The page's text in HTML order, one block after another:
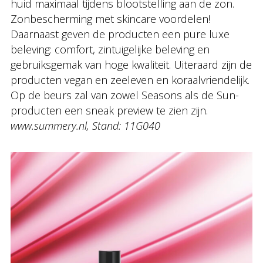
huid maximaal tijdens blootstelling aan de zon.
Zonbescherming met skincare voordelen!
Daarnaast geven de producten een pure luxe
beleving: comfort, zintuigelijke beleving en
gebruiksgemak van hoge kwaliteit. Uiteraard zijn de
producten vegan en zeeleven en koraalvriendelijk.
Op de beurs zal van zowel Seasons als de Sun-
producten een sneak preview te zien zijn.
www.summery.nl, Stand: 11G040